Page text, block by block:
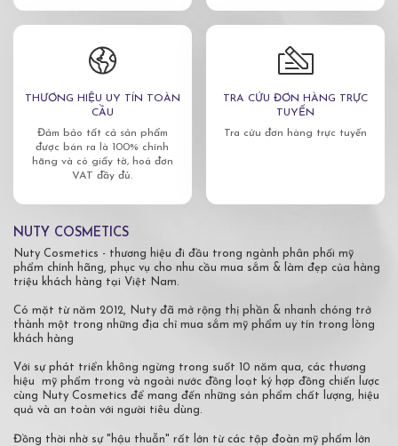
THƯƠNG HIỆU UY TÍN TOÀN
CẦU
Đảm bảo tất cả sản phẩm
được bán ra là 100% chính
hãng và có giấy tờ, hoá đơn
VAT đầy đủ.
TRA CỨU ĐƠN HÀNG TRỰC
TUYẾN
Tra cứu đơn hàng trực tuyến
NUTY COSMETICS
Nuty Cosmetics - thương hiệu đi đầu trong ngành phân phối mỹ
phẩm chính hãng, phục vụ cho nhu cầu mua sắm & làm đẹp của hàng
triệu khách hàng tại Việt Nam.
Có mặt từ năm 2012, Nuty đã mở rộng thị phần & nhanh chóng trở
thành một trong những địa chỉ mua sắm mỹ phẩm uy tín trong lòng
khách hàng
Với sự phát triển không ngừng trong suốt 10 năm qua, các thương
hiệu mỹ phẩm trong và ngoài nước đồng loạt ký hợp đồng chiến lược
cùng Nuty Cosmetics để mang đến những sản phẩm chất lượng, hiệu
quả và an toàn với người tiêu dùng.
Đồng thời nhờ sự "hậu thuẫn" rất lớn từ các tập đoàn mỹ phẩm lớn